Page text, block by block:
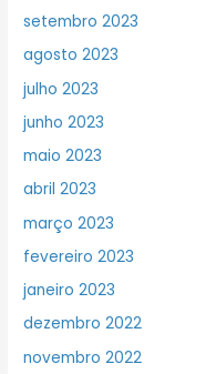
setembro 2023
agosto 2023
julho 2023
junho 2023
maio 2023
abril 2023
março 2023
fevereiro 2023
janeiro 2023
dezembro 2022
novembro 2022